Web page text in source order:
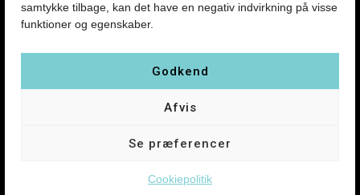
samtykke tilbage, kan det have en negativ indvirkning på visse
funktioner og egenskaber.
Godkend
Afvis
Se præferencer
Cookiepolitik